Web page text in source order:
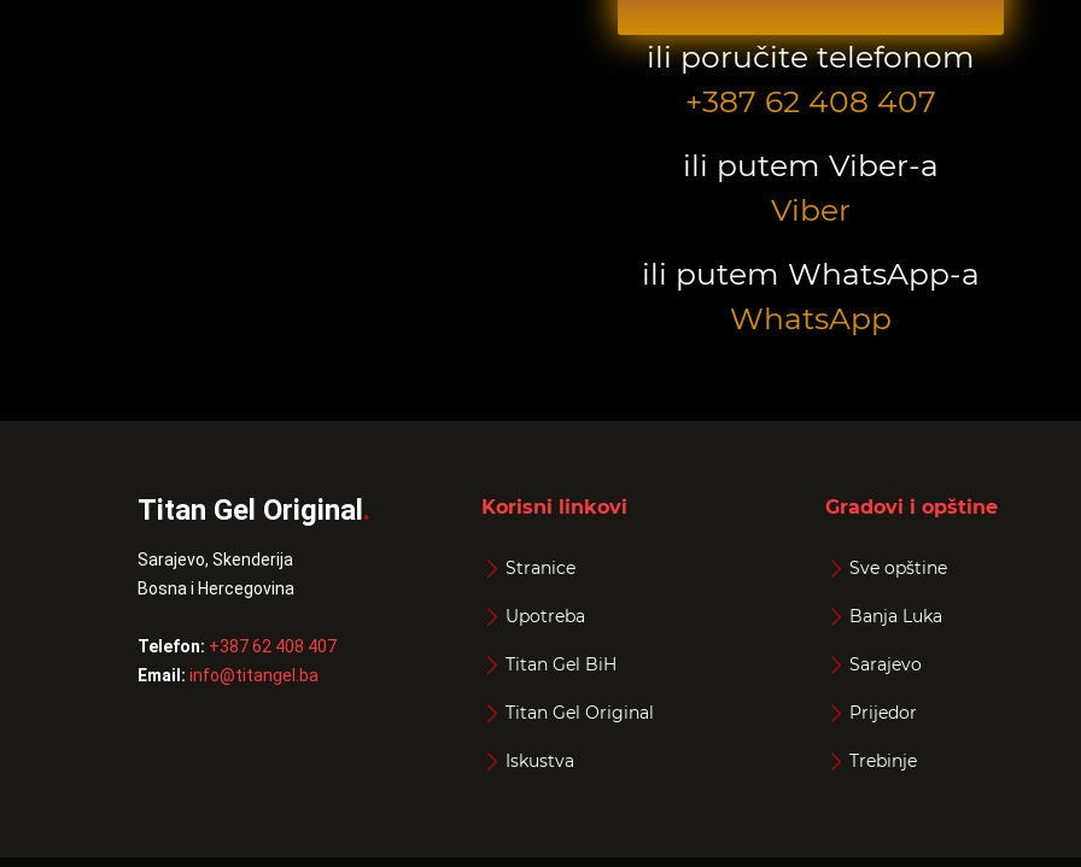
ili poručite telefonom
+387 62 408 407
ili putem Viber-a
Viber
ili putem WhatsApp-a
WhatsApp
Titan Gel Original .
Sarajevo, Skenderija
Bosna i Hercegovina
Telefon: +387 62 408 407
Email: info@titangel.ba
Korisni linkovi
Stranice
Upotreba
Titan Gel BiH
Titan Gel Original
Iskustva
Gradovi i opštine
Sve opštine
Banja Luka
Sarajevo
Prijedor
Trebinje